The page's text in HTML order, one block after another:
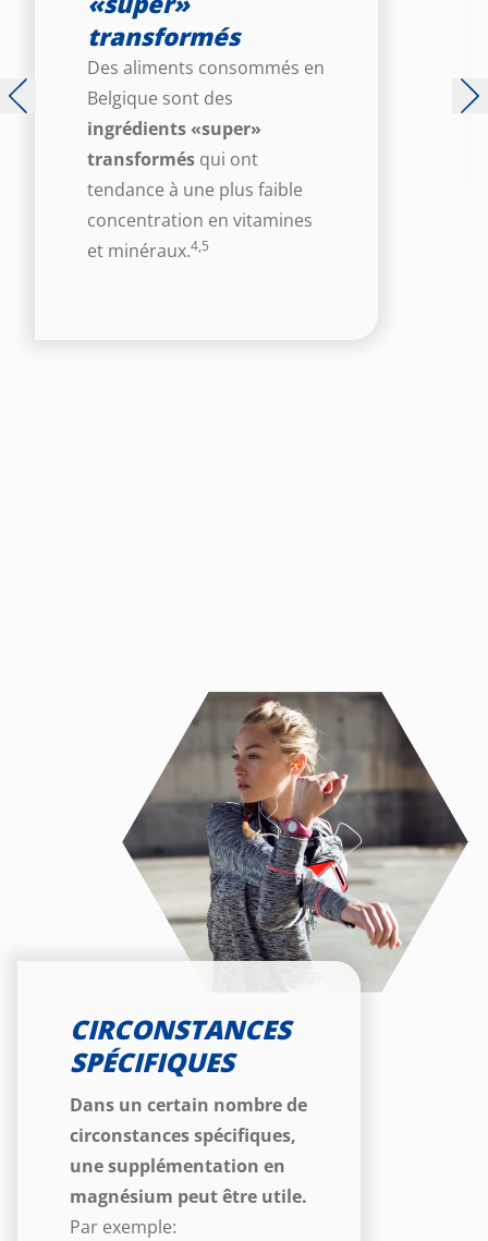
transformés
Des aliments consommés en
Belgique sont des
ingrédients «super»
transformés qui ont
tendance à une plus faible
concentration en vitamines
et minéraux.4,5
CIRCONSTANCES
SPÉCIFIQUES
Dans un certain nombre de
circonstances spécifiques,
une supplémentation en
magnésium peut être utile.
Par exemple: